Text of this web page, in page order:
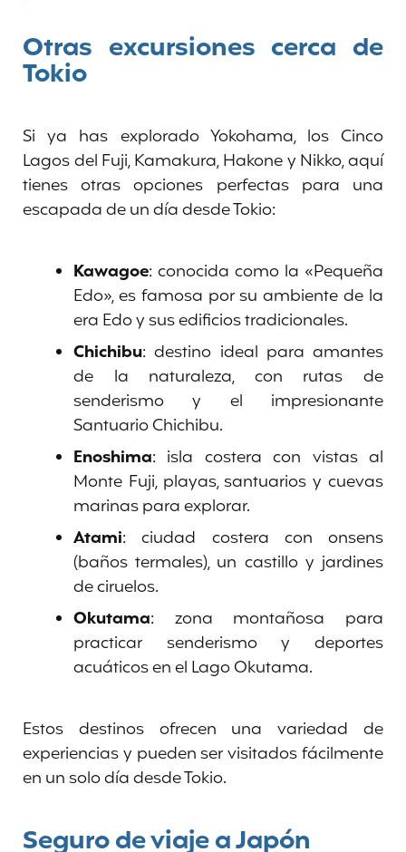
Otras excursiones cerca de
Tokio
Si ya has explorado Yokohama, los Cinco
Lagos del Fuji, Kamakura, Hakone y Nikko, aquí
tienes otras opciones perfectas para una
escapada de un día desde Tokio:
Kawagoe: conocida como la «Pequeña
Edo», es famosa por su ambiente de la
era Edo y sus edificios tradicionales.
Chichibu: destino ideal para amantes
de la naturaleza, con rutas de
senderismo y el impresionante
Santuario Chichibu.
Enoshima: isla costera con vistas al
Monte Fuji, playas, santuarios y cuevas
marinas para explorar.
Atami: ciudad costera con onsens
(baños termales), un castillo y jardines
de ciruelos.
Okutama: zona montañosa para
practicar senderismo y deportes
acuáticos en el Lago Okutama.
Estos destinos ofrecen una variedad de
experiencias y pueden ser visitados fácilmente
en un solo día desde Tokio.
Seguro de viaje a Japón